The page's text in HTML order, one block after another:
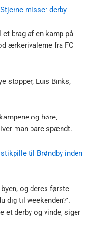
misser derby
brag af en kamp på
ærkerivalerne fra FC
stopper, Luis Binks,
og høre,
man bare spændt.
til Brøndby inden
og deres første
dig til weekenden?’.
et derby og vinde, siger